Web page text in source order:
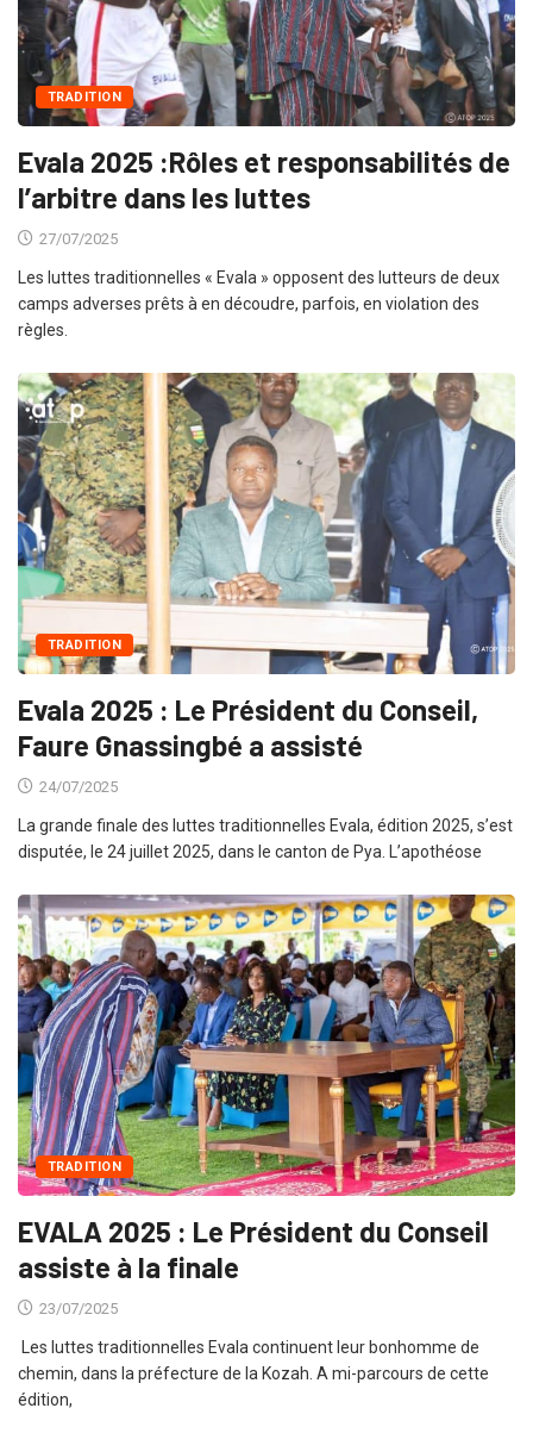
TRADITION
Evala 2025 :Rôles et responsabilités de
l’arbitre dans les luttes
27/07/2025
Les luttes traditionnelles « Evala » opposent des lutteurs de deux
camps adverses prêts à en découdre, parfois, en violation des
règles.
TRADITION
Evala 2025 : Le Président du Conseil,
Faure Gnassingbé a assisté
24/07/2025
La grande finale des luttes traditionnelles Evala, édition 2025, s’est
disputée, le 24 juillet 2025, dans le canton de Pya. L’apothéose
TRADITION
EVALA 2025 : Le Président du Conseil
assiste à la finale
23/07/2025
Les luttes traditionnelles Evala continuent leur bonhomme de
chemin, dans la préfecture de la Kozah. A mi-parcours de cette
édition,